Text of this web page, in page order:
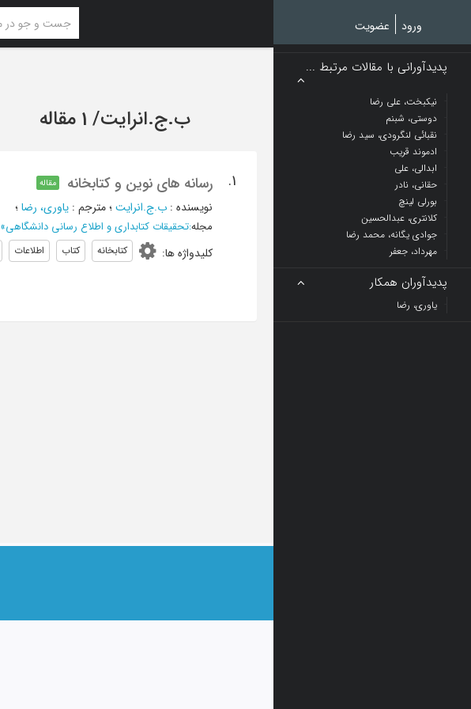
ورود عضویت
پدیدآورانی با مقالات مرتبط ...
نیکبخت، علی رضا
دوستی، شبنم
نقبائی لنگرودی، سید رضا
ادموند قریب
ابدالی، علی
حقانی، نادر
بورلی لینچ
کلانتری، عبدالحسین
جوادی یگانه، محمد رضا
مهرداد، جعفر
پدیدآوران همکار
یاوری، رضا
ب.ج.انرایت/ 1 مقاله
1. رسانه های نوین و کتابخانه مقاله
نویسنده : ب.ج.انرایت؛مترجم : یاوری، رضا؛
مجله:تحقیقات کتابداری و اطلاع رسانی دانشگاهی»
کلیدواژه ها: کتابخانه کتاب اطلاعات